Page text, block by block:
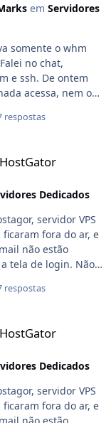
O plugin
pelo navegador.
para
das operações
identificadores
HTTPS com
Arquivos de
restritas. O
SPFBL sem
Reseller e User
plugin
de e-mails dos
diretamente pelo
a depender da
enviar um email,
o arquivo nativo:
de dados nem
em Servidores
somente o whm
no chat,
e ssh. De ontem
acessa, nem o
respostas
Dedicados
servidor VPS
fora do ar, e
não estão
tela de login. Não
alguém com
respostas
Dedicados
servidor VPS
fora do ar, e
não estão